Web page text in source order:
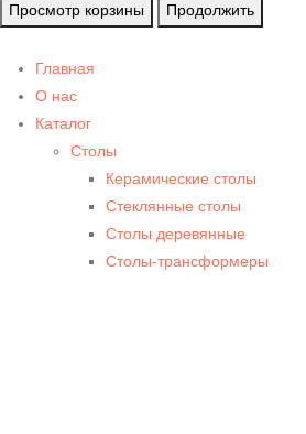
Просмотр корзины Продолжить
Главная
О нас
Каталог
Столы
Керамические столы
Стеклянные столы
Столы деревянные
Столы-трансформеры